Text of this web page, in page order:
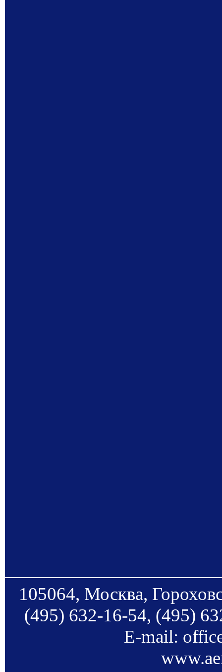
105064, Москва,
(495) 632-16-54, (495)
E-mail: